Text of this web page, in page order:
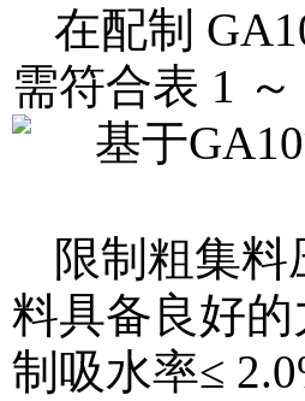
在配制
需符合表 1
限制粗集料
料具备良好
制吸水率≤